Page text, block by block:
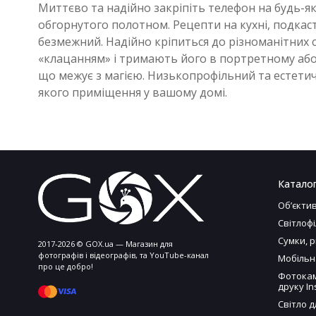
Миттєво та надійно закріпіть телефон на будь-
обгорнутого полотном. Рецепти на кухні,
безмежний. Надійно кріпиться до
«клацанням» і тримають його в портретному
що межує з магією. Низькопрофільний та
якого приміщення у вашому домі.
2017-2026 © GOX.ua — Магазин для
фотографів і відеографів, та YouTube-канал
про це добро!
Сумки,
друку
Світло